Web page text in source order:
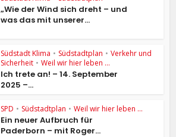
„Wie der Wind sich dreht – und
was das mit unserer...
Südstadt Klima • Südstadtplan • Verkehr und
Sicherheit • Weil wir hier leben ...
Ich trete an! – 14. September
2025 –...
SPD • Südstadtplan • Weil wir hier leben ...
Ein neuer Aufbruch für
Paderborn – mit Roger...